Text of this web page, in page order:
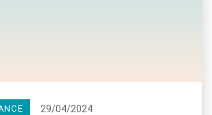
29/04/2024